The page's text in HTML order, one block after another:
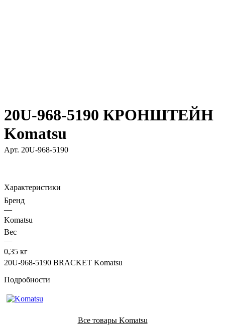
20U-968-5190 КРОНШТЕЙН
Komatsu
Арт. 20U-968-5190
Характеристики
Бренд
—
Komatsu
Вес
—
0,35 кг
20U-968-5190 BRACKET Komatsu
Подробности
Все товары Komatsu